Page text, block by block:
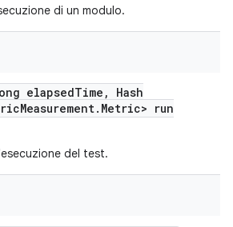
di un modulo.
elapsedTime ,
Hash
Measurement. Metric> run
del test.